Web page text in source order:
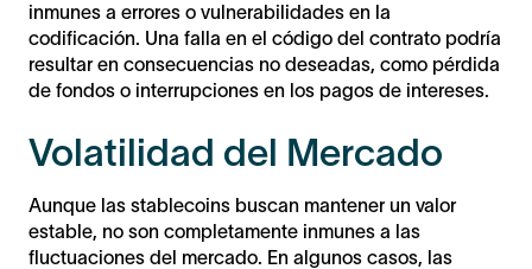
inmunes a errores o vulnerabilidades en la
codificación. Una falla en el código del contrato podría
resultar en consecuencias no deseadas, como pérdida
de fondos o interrupciones en los pagos de intereses.
Volatilidad del Mercado
Aunque las stablecoins buscan mantener un valor
estable, no son completamente inmunes a las
fluctuaciones del mercado. En algunos casos, las